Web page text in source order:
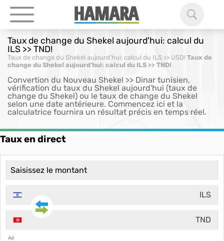
Taux de change du Shekel aujourd'hui: calcul du
ILS >> TND!
Taux de change du Shekel aujourd’hui: calcul du ILS >> USD! Taux de
change du Shekel aujourd’hui: calcul du ILS >> TND!
Convertion du Nouveau Shekel >> Dinar tunisien,
vérification du taux du Shekel aujourd'hui (taux de
change du Shekel) ou le taux de change du Shekel
selon une date antérieure. Commencez ici et la
calculatrice fournira un résultat précis en temps réel.
Taux en direct
ILS
TND
Ad